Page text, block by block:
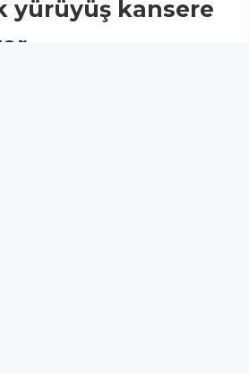
yürüyüş kansere